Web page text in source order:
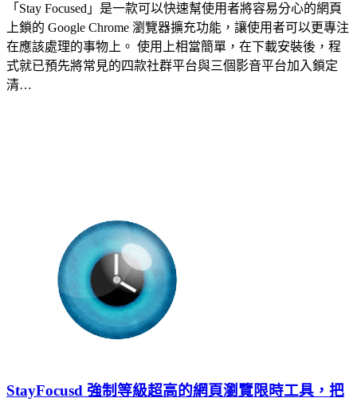
「Stay Focused」是一款可以快速幫使用者將容易分心的網頁
上鎖的 Google Chrome 瀏覽器擴充功能，讓使用者可以更專注
在應該處理的事物上。 使用上相當簡單，在下載安裝後，程
式就已預先將常見的四款社群平台與三個影音平台加入鎖定
清…
StayFocusd 強制等級超高的網頁瀏覽限時工具，把